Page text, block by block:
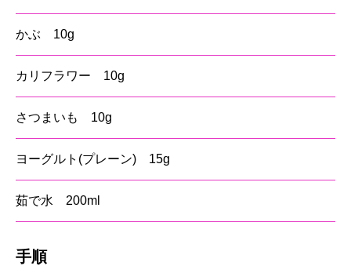
かぶ 10g
カリフラワー 10g
さつまいも 10g
ヨーグルト(プレーン) 15g
茹で水 200ml
手順